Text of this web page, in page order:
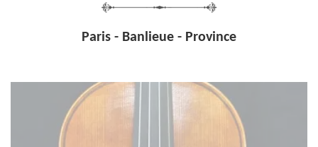
Paris - Banlieue - Province